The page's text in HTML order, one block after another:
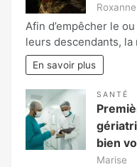
Roxanne
Afin d’empêcher le
leurs descendants,
En savoir plus
SANTÉ
bien
Marise